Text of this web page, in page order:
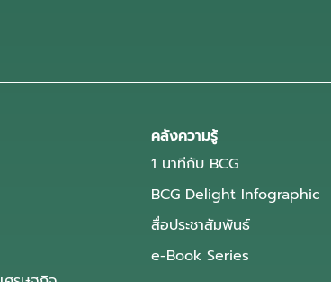
คลังความรู้
1 นาทีกับ BCG
BCG Delight Infographic
สื่อประชาสัมพันธ์
e-Book Series